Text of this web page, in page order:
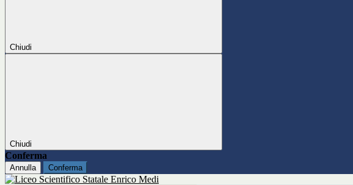
Chiudi
Chiudi
Conferma
Annulla Conferma